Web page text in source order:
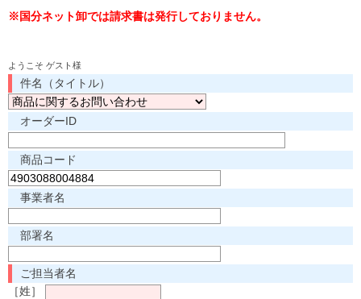
※国分ネット卸では請求書は発行しておりません。
ようこそ ゲスト様
件名（タイトル）
オーダーID
商品コード
事業者名
部署名
ご担当者名
［姓］